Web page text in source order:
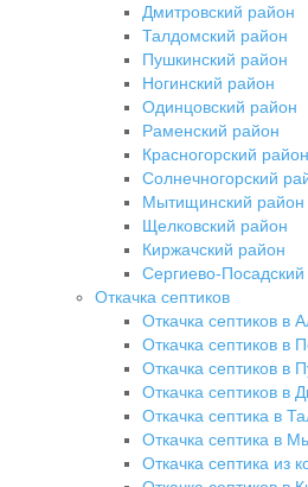
Дмитровский район
Талдомский район
Пушкинский район
Ногинский район
Одинцовский район
Раменский район
Красногорский район
Солнечногорский
Мытищинский район
Щелковский район
Киржачский район
Сергиево-
Откачка септиков
Откачка септиков в
Откачка септиков в
Откачка септиков в
Откачка септиков в
Откачка септика в
Откачка септика в
Откачка септика из